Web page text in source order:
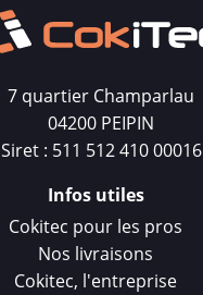
7 quartier Champarlau
04200 PEIPIN
Siret : 511 512 410 00016
Infos utiles
Cokitec pour les pros
Nos livraisons
Cokitec, l'entreprise